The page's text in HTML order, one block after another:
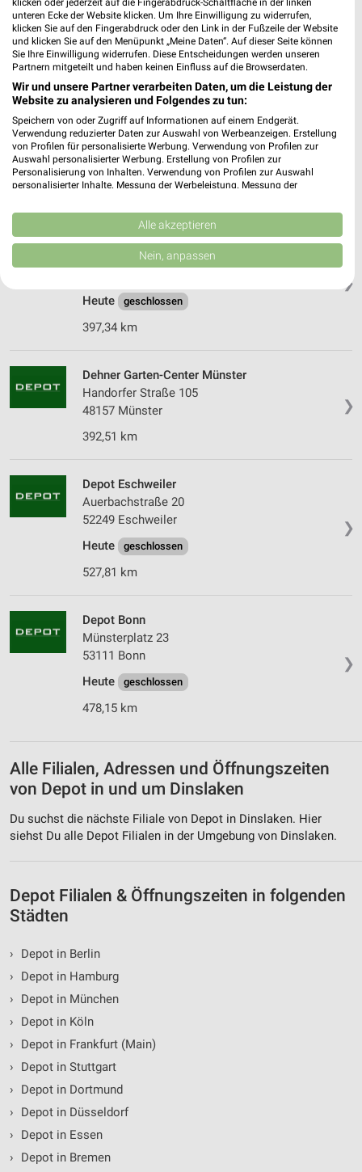
59174 Kamen
Heute geschlossen
405,83 km
Depot Köln
Aachener Strasse 1253
50858 Köln
Heute geschlossen
485,19 km
❯
Marktkauf Münster
Loddenheide 5
Heute
geschlossen
397,34 km
❯
Dehner Garten-Center Münster
Handorfer Straße 105
48157 Münster
392,51 km
❯
Depot Eschweiler
Auerbachstraße 20
52249 Eschweiler
Heute
geschlossen
527,81 km
❯
Depot Bonn
Münsterplatz 23
53111 Bonn
Heute
geschlossen
478,15 km
Alle Filialen, Adressen und Öffnungszeiten
von Depot in und um Dinslaken
Du suchst die nächste Filiale von Depot in Dinslaken. Hier
siehst Du alle Depot Filialen in der Umgebung von Dinslaken.
Depot Filialen & Öffnungszeiten in folgenden
Städten
›
Depot in Berlin
›
Depot in Hamburg
›
Depot in München
›
Depot in Köln
›
Depot in Frankfurt (Main)
›
Depot in Stuttgart
›
Depot in Dortmund
›
Depot in Düsseldorf
›
Depot in Essen
›
Depot in Bremen
klicken oder jederzeit auf die Fingerabdruck-Schaltfläche in der linken
unteren Ecke der Website klicken. Um Ihre Einwilligung zu widerrufen,
klicken Sie auf den Fingerabdruck oder den Link in der Fußzeile der Website
und klicken Sie auf den Menüpunkt „Meine Daten“. Auf dieser Seite können
Sie Ihre Einwilligung widerrufen. Diese Entscheidungen werden unseren
Partnern mitgeteilt und haben keinen Einfluss auf die Browserdaten.
Wir und unsere Partner verarbeiten Daten, um die Leistung der
Website zu analysieren und Folgendes zu tun:
Speichern von oder Zugriff auf Informationen auf einem Endgerät.
Verwendung reduzierter Daten zur Auswahl von Werbeanzeigen. Erstellung
von Profilen für personalisierte Werbung. Verwendung von Profilen zur
Auswahl personalisierter Werbung. Erstellung von Profilen zur
Personalisierung von Inhalten. Verwendung von Profilen zur Auswahl
personalisierter Inhalte. Messung der Werbeleistung. Messung der
Kombinationen von Daten aus verschiedenen Quellen. Entwicklung und
Verbesserung der Angebote. Verwendung reduzierter Daten zur Auswahl
von Inhalten.
Daten können außerhalb der Europäischen Union weitergegeben und in die
USA gesendet werden.
Website/App.
Partnerliste anzeigen (1 IAB-Anbieter)
Wir nutzen Ihre Daten für folgende Zwecke:
Speichern von oder Zugriff auf Informationen
auf einem Endgerät
Werbeanzeigen
Erstellung von Profilen für personalisierte
Verwendung von Profilen zur Auswahl
Erstellung von Profilen zur Personalisierung
Verwendung von Profilen zur Auswahl
personalisierter Inhalte
Messung der Werbeleistung
Messung der Performance von Inhalten
Entwicklung und Verbesserung der Angebote
Verwendung reduzierter Daten zur Auswahl von
Inhalten
Verwendung genauer Standortdaten
Geräte anhand von aktiv angeforderten
Nicht-IAB-Verarbeitungszwecke:
Notwendig
Performance
Funktional
Werbung
Alle akzeptieren
Nein, anpassen